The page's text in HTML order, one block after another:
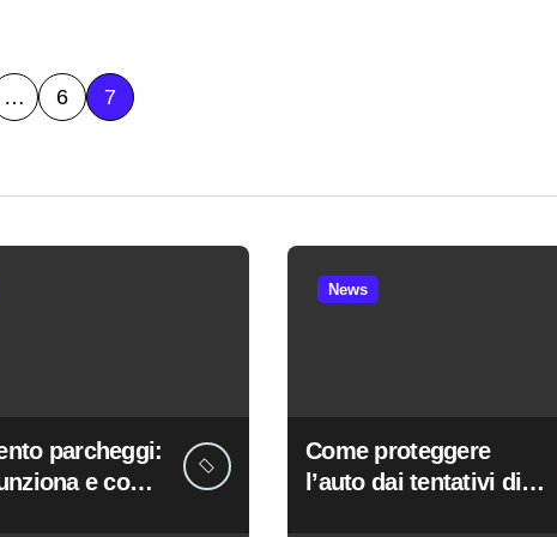
… 6 7
parcheggi:
e come
News
Come proteggere
l’auto dai tentativi di